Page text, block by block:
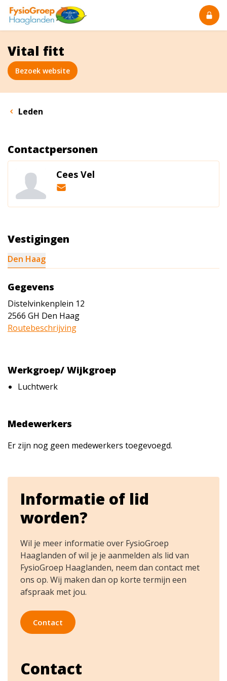
Vital fitt
Bezoek website
Leden
Contactpersonen
Cees Vel
Vestigingen
Den Haag
Gegevens
Distelvinkenplein 12
2566 GH Den Haag
Routebeschrijving
Werkgroep/ Wijkgroep
Luchtwerk
Medewerkers
Er zijn nog geen medewerkers toegevoegd.
Informatie of lid
worden?
Wil je meer informatie over FysioGroep
Haaglanden of wil je je aanmelden als lid van
FysioGroep Haaglanden, neem dan contact met
ons op. Wij maken dan op korte termijn een
afspraak met jou.
Contact
Contact